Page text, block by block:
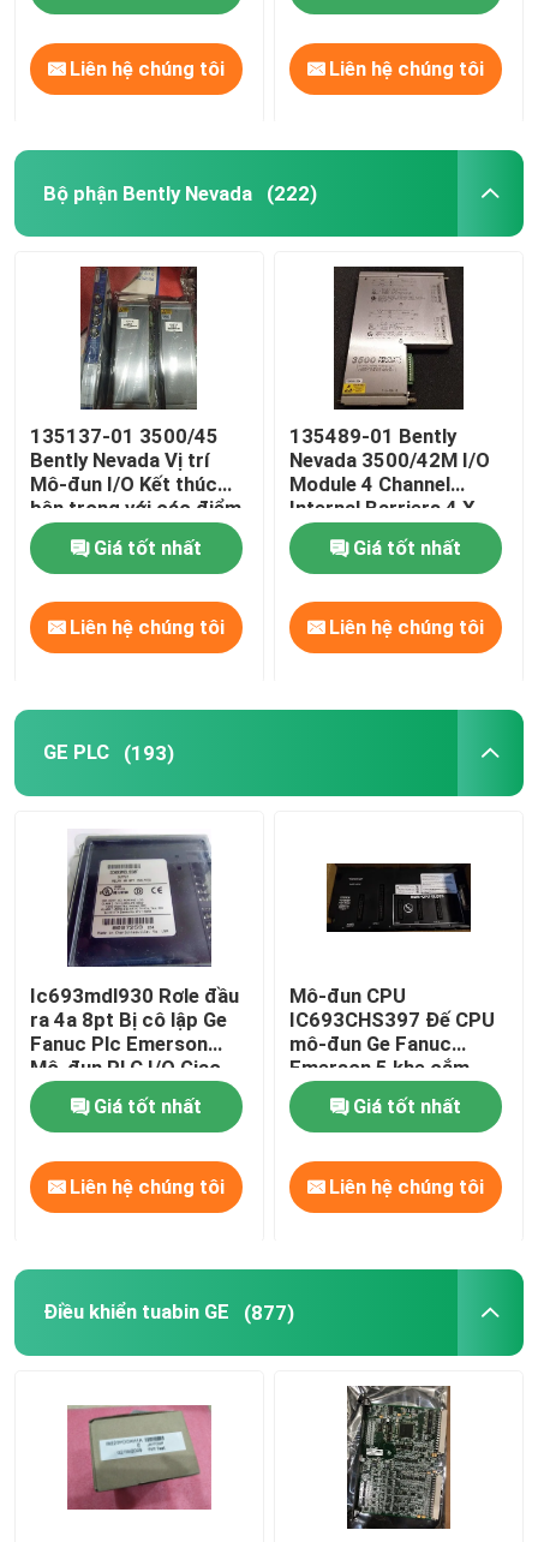
Sản phẩm
Video
Về chúng tôi
Kiểm soát chất lượng
Liên hệ với chúng tôi
Blog
Yêu cầu báo giá
ABB 800xa
Bộ phận Bently Nevada
GE PLC
Emerson Deltav
Liên hệ chúng tôi Liên hệ chúng tôi
Bộ phận Bently Nevada (222)
135137-01 3500/45
Bently Nevada Vị trí
Mô-đun I/O Kết thúc
bên trong với các điểm
lân cận RPT hoặc D
Giá tốt nhất
Liên hệ chúng tôi
135489-01 Bently
Nevada 3500/42M I/O
Module 4 Channel
Internal Barriers 4 X
Prox/Accel
Giá tốt nhất
Liên hệ chúng tôi
GE PLC (193)
Ic693mdl930 Rơle đầu
ra 4a 8pt Bị cô lập Ge
Fanuc Plc Emerson
Mô-đun PLC I/O Giao
tiếp
Giá tốt nhất
Liên hệ chúng tôi
Mô-đun CPU
IC693CHS397 Đế CPU
mô-đun Ge Fanuc
Emerson 5 khe cắm
Giá tốt nhất
Liên hệ chúng tôi
Điều khiển tuabin GE (877)